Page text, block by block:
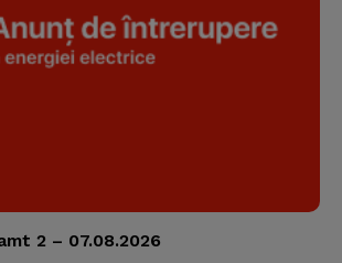
2 – 07.08.2026